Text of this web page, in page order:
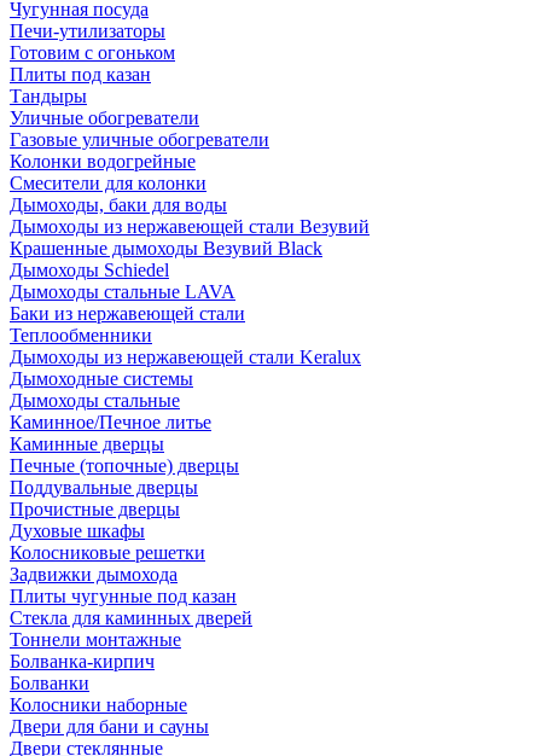
Чугунная посуда
Печи-утилизаторы
Готовим с огоньком
Плиты под казан
Тандыры
Уличные обогреватели
Газовые уличные обогреватели
Колонки водогрейные
Смесители для колонки
Дымоходы, баки для воды
Дымоходы из нержавеющей стали Везувий
Крашенные дымоходы Везувий Black
Дымоходы Schiedel
Дымоходы стальные LAVA
Баки из нержавеющей стали
Теплообменники
Дымоходы из нержавеющей стали Keralux
Дымоходные системы
Дымоходы стальные
Каминное/Печное литье
Каминные дверцы
Печные (топочные) дверцы
Поддувальные дверцы
Прочистные дверцы
Духовые шкафы
Колосниковые решетки
Задвижки дымохода
Плиты чугунные под казан
Стекла для каминных дверей
Тоннели монтажные
Болванка-кирпич
Болванки
Колосники наборные
Двери для бани и сауны
Двери стеклянные